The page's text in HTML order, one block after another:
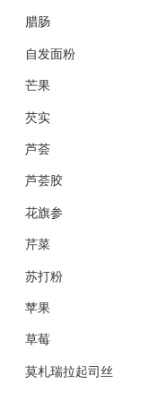
腊肠
自发面粉
芒果
芡实
芦荟
芦荟胶
花旗参
芹菜
苏打粉
苹果
草莓
莫札瑞拉起司丝